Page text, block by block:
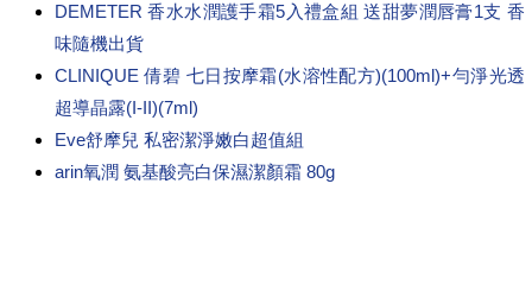
DEMETER 香水水潤護手霜5入禮盒組 送甜夢潤唇膏1支 香
味隨機出貨
CLINIQUE 倩碧 七日按摩霜(水溶性配方)(100ml)+勻淨光透
超導晶露(I-II)(7ml)
Eve舒摩兒 私密潔淨嫩白超值組
arin氧潤 氨基酸亮白保濕潔顏霜 80g